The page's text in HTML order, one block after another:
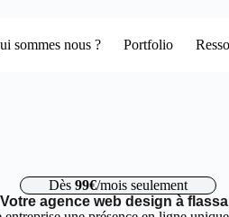
sommes nous ? Portfolio
Dès 99€/mois seulement
Votre agence web design à